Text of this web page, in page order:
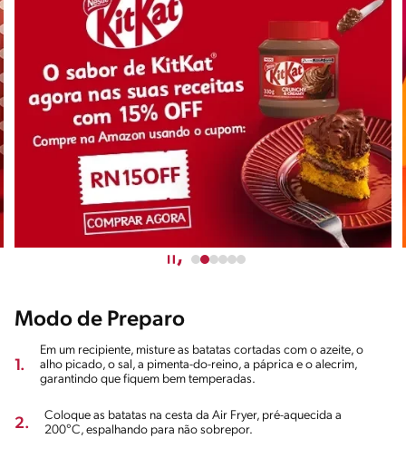
Modo de Preparo
1.
Em um recipiente, misture as batatas cortadas com o azeite, o
alho picado, o sal, a pimenta-do-reino, a páprica e o alecrim,
garantindo que fiquem bem temperadas.
2.
Coloque as batatas na cesta da Air Fryer, pré-aquecida a
200°C, espalhando para não sobrepor.